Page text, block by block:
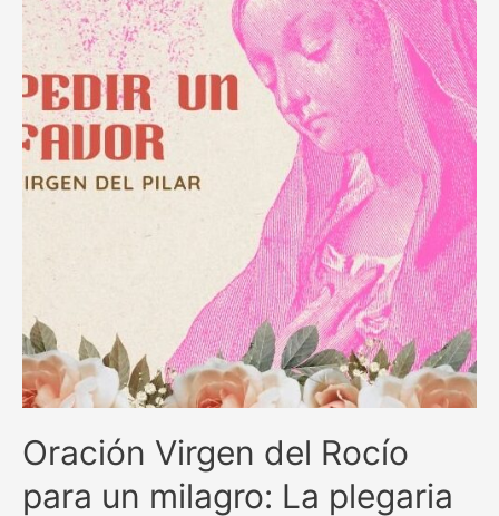
consuelo
en
momentos
difíciles
Oración Virgen del Rocío
para un milagro: La plegaria